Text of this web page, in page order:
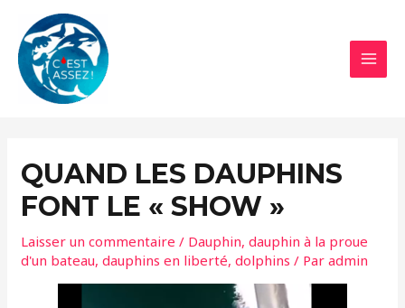
contenu
QUAND LES DAUPHINS
FONT LE « SHOW »
Laisser un commentaire / Dauphin,dauphin à la proue
d'un bateau,dauphins en liberté,dolphins / Paradmin